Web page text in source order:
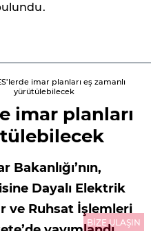
imar planları eş zamanlı
yürütülebilecek
imar planları
Dayalı Elektrik
ve Ruhsat İşlemleri
BİZE ULAŞIN